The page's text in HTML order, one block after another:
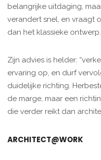
belangrijke uitdaging,
verandert snel, en vraagt
dan het klassieke ontwerp.
Zijn advies is helder:
ervaring op, en durf
duidelijke richting.
de marge, maar een
die verder reikt dan
ARCHITECT@WORK